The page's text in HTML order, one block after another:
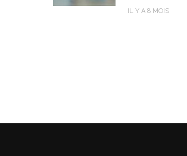
IL Y A 8 MOIS